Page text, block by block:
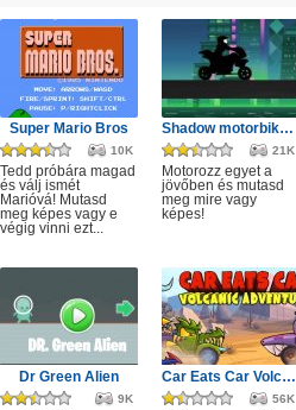
Super Mario Bros
10K
Tedd próbára magad
és válj ismét
Marióvá! Mutasd
meg képes vagy e
végig vinni ezt...
Shadow motorbike rider game
21K
Motorozz egyet a
jövőben és mutasd
meg mire vagy
képes!
Dr Green Alien
9K
Car Eats Car Volcanic Adventure
56K